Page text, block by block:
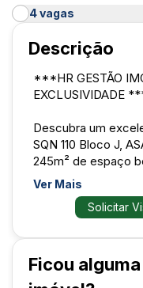
4 vagas
Descrição
***HR GESTÃO
EXCLUSIVIDADE
Descubra um
SQN 110 Bloco J,
245m² de espaço
Um lar que une
localização
praticidade e
imóvel amplo, com
Destaques do
Ver Mais
Solicitar
Ficou